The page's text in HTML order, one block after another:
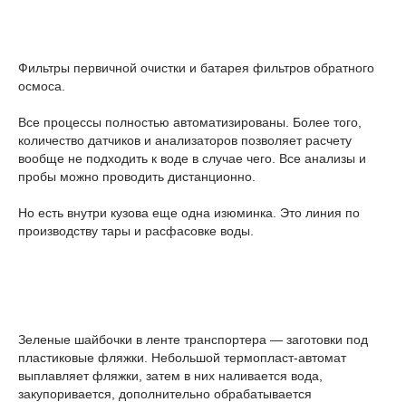
Фильтры первичной очистки и батарея фильтров обратного
осмоса.
Все процессы полностью автоматизированы. Более того,
количество датчиков и анализаторов позволяет расчету
вообще не подходить к воде в случае чего. Все анализы и
пробы можно проводить дистанционно.
Но есть внутри кузова еще одна изюминка. Это линия по
производству тары и расфасовке воды.
Зеленые шайбочки в ленте транспортера — заготовки под
пластиковые фляжки. Небольшой термопласт-автомат
выплавляет фляжки, затем в них наливается вода,
закупоривается, дополнительно обрабатывается